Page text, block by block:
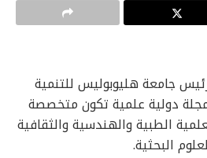
جامعة هليوبوليس للتنمية
دولية علمية تكون متخصصة
الطبية والهندسية والثقافية
البحثية.